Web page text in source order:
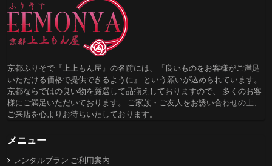
京都ふりそで『上上もん屋』の名前には、『良いものをお客様がご満足
いただける価格で提供できるように』 という願いが込められています。
京都ならではの良い物を厳選して品揃えしておりますので、 多くのお客
様にご満足いただいております。 ご家族・ご友人をお誘い合わせの上、
ご来店を心よりお待ちいたしております。
メニュー
レンタルプラン ご利用案内